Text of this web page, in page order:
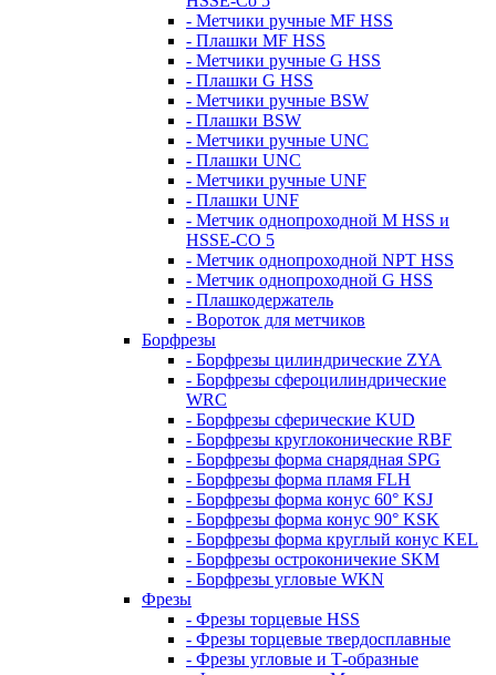
- Метчики ручные MF HSS
- Плашки MF HSS
- Метчики ручные G HSS
- Плашки G HSS
- Метчики ручные BSW
- Плашки BSW
- Метчики ручные UNC
- Плашки UNC
- Метчики ручные UNF
- Плашки UNF
- Метчик однопроходной M HSS и
HSSE-CO 5
- Метчик однопроходной NPT HSS
- Метчик однопроходной G HSS
- Плашкодержатель
- Вороток для метчиков
Борфрезы
- Борфрезы цилиндрические ZYA
- Борфрезы сфероцилиндрические
WRC
- Борфрезы сферические KUD
- Борфрезы круглоконические RBF
- Борфрезы форма снарядная SPG
- Борфрезы форма пламя FLH
- Борфрезы форма конус 60° KSJ
- Борфрезы форма конус 90° KSK
- Борфрезы форма круглый конус KEL
- Борфрезы остроконичекие SKM
- Борфрезы угловые WKN
Фрезы
- Фрезы торцевые HSS
- Фрезы торцевые твердосплавные
- Фрезы угловые и Т-образные